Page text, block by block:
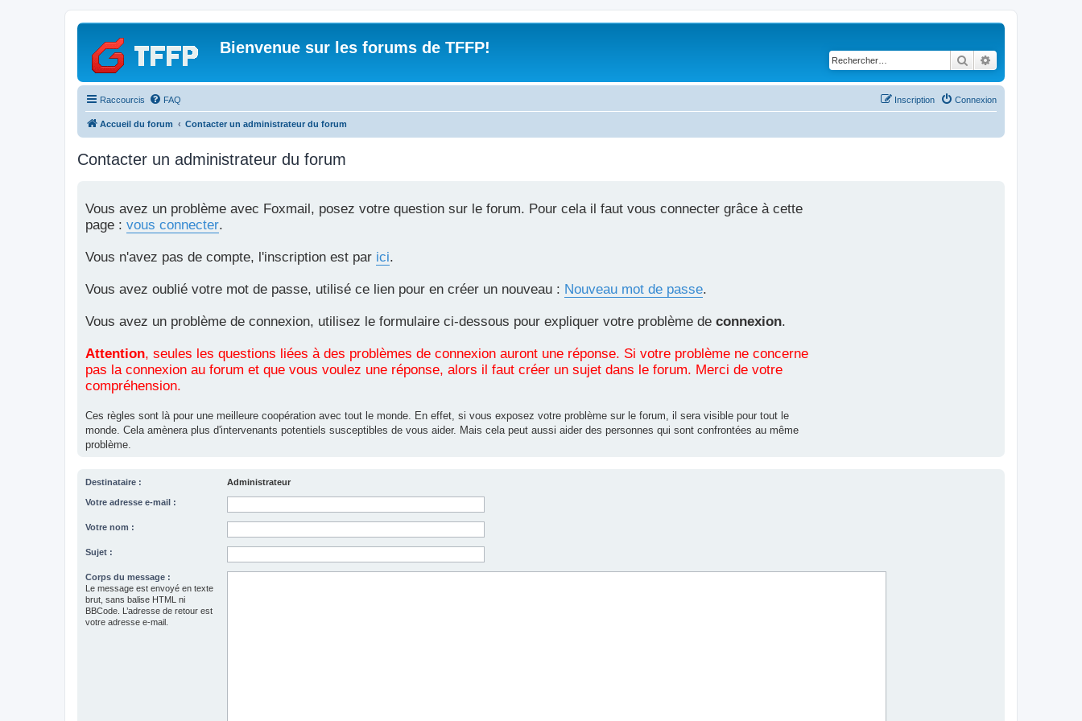
Bienvenue sur les forums de TFFP!
Rechercher
Raccourcis FAQ Connexion
Inscription
Accueil du forum Contacter un administrateur du forum
Contacter un administrateur du forum
Vous avez un problème avec Foxmail, posez votre question sur le forum. Pour cela il faut vous connecter grâce à cette
page : vous connecter.
Vous n'avez pas de compte, l'inscription est par ici.
Vous avez oublié votre mot de passe, utilisé ce lien pour en créer un nouveau : Nouveau mot de passe.
Vous avez un problème de connexion, utilisez le formulaire ci-dessous pour expliquer votre problème de connexion.
Attention, seules les questions liées à des problèmes de connexion auront une réponse. Si votre problème ne concerne
pas la connexion au forum et que vous voulez une réponse, alors il faut créer un sujet dans le forum. Merci de votre
compréhension.
Ces règles sont là pour une meilleure coopération avec tout le monde. En effet, si vous exposez votre problème sur le forum, il sera visible pour tout le
monde. Cela amènera plus d'intervenants potentiels susceptibles de vous aider. Mais cela peut aussi aider des personnes qui sont confrontées au même
problème.
Destinataire : Administrateur
Votre adresse e-mail :
Votre nom :
Sujet :
Corps du message :
Le message est envoyé en texte
brut, sans balise HTML ni
BBCode. L’adresse de retour est
votre adresse e-mail.